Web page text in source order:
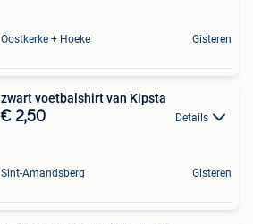
Oostkerke + Hoeke Gisteren
zwart voetbalshirt van Kipsta
€ 2,50 Details
Sint-Amandsberg Gisteren